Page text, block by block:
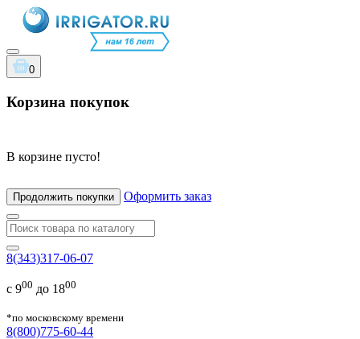
0
Корзина покупок
В корзине пусто!
Продолжить покупки Оформить заказ
8(343)317-06-07
с 900 до 1800
*по московскому времени
8(800)775-60-44